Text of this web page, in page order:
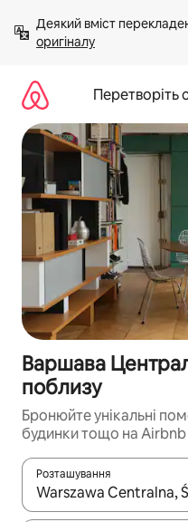
вмісту
Деякий вміст
оригіналу
Варшава
поблизу
Бронюйте унікальні
будинки тощо на Airbnb
Розташування
Отримавши результати